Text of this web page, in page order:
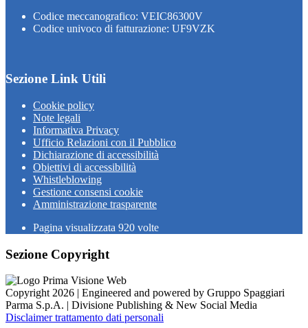
Codice meccanografico: VEIC86300V
Codice univoco di fatturazione: UF9VZK
Sezione Link Utili
Cookie policy
Note legali
Informativa Privacy
Ufficio Relazioni con il Pubblico
Dichiarazione di accessibilità
Obiettivi di accessibilità
Whistleblowing
Gestione consensi cookie
Amministrazione trasparente
Pagina visualizzata 920 volte
Sezione Copyright
Copyright 2026 | Engineered and powered by Gruppo Spaggiari
Parma S.p.A. | Divisione Publishing & New Social Media
Disclaimer trattamento dati personali